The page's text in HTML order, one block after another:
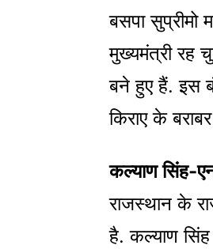
बसपा सुप्रीमो
मुख्यमंत्री रह
बने हुए हैं. इस
किराए के
कल्याण सिंह-
राजस्थान के
है. कल्याण